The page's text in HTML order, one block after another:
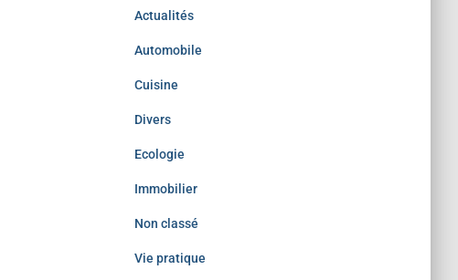
Actualités
Automobile
Cuisine
Divers
Ecologie
Immobilier
Non classé
Vie pratique